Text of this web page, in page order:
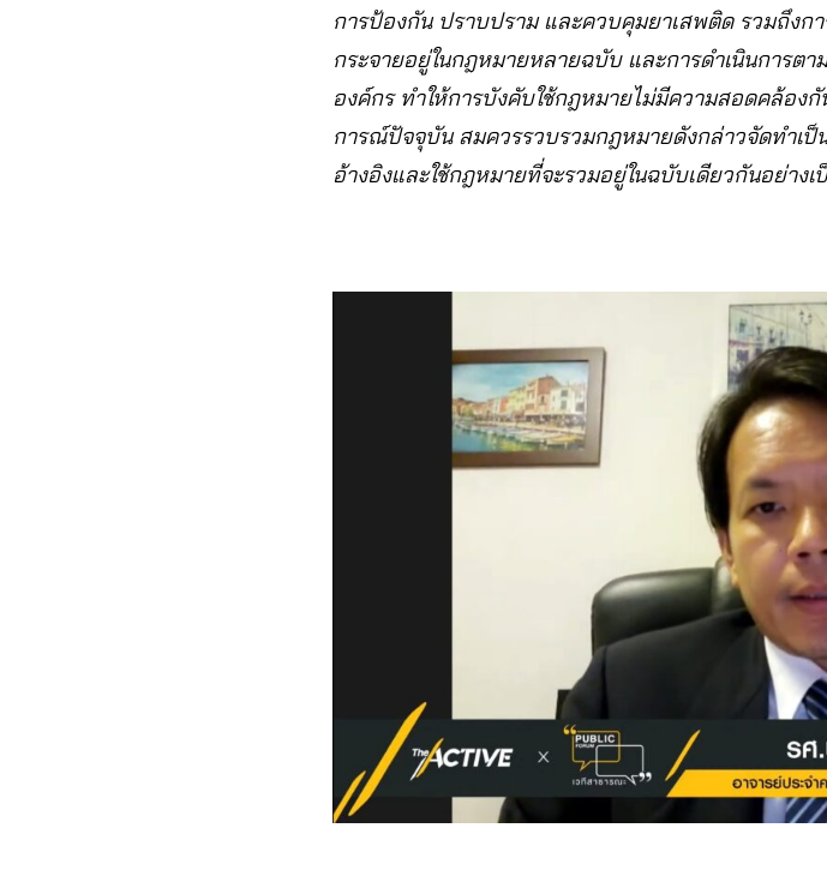
การป้องกัน ปราบปราม และควบคุมยาเสพติด รวมถึง
กระจายอยู่ในกฎหมายหลายฉบับ และการดำเนินการ
องค์กร ทำให้การบังคับใช้กฎหมายไม่มีความสอดคล้อ
การณ์ปัจจุบัน สมควรรวบรวมกฎหมายดังกล่าวจัดทำเป็
อ้างอิงและใช้กฎหมายที่จะรวมอยู่ในฉบับเดียวกันอย่างเ